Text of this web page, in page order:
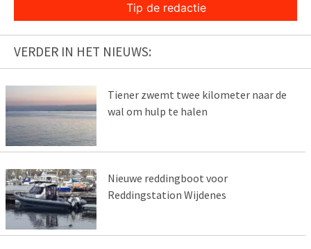
Tip de redactie
VERDER IN HET NIEUWS:
Tiener zwemt twee kilometer naar de
wal om hulp te halen
Nieuwe reddingboot voor
Reddingstation Wijdenes